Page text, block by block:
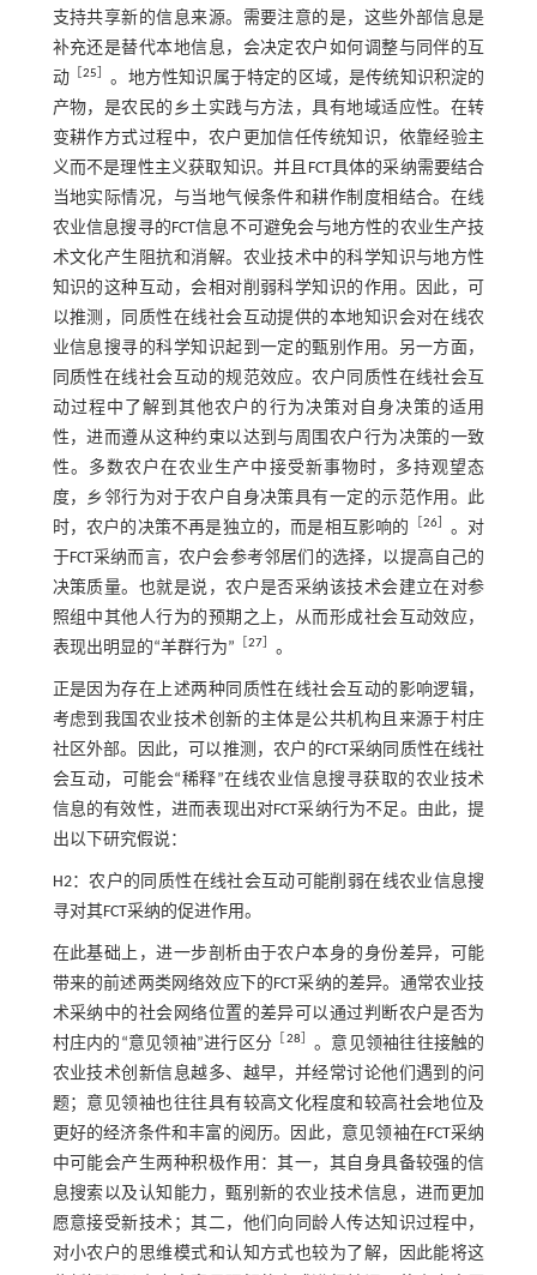
支持共享新的信息来源。需要注意的是，这些外部信息是
补充还是替代本地信息，会决定农户如何调整与同伴的互
动［ 25
。地方性知识属于特定的区域，是传统知识积淀的
产物，是农民的乡土实践与方法，具有地域适应性。在转
变耕作方式过程中，农户更加信任传统知识，依靠经验主
义而不是理性主义获取知识。并且FCT具体的采纳需要结合
当地实际情况，与当地气候条件和耕作制度相结合。在线
农业信息搜寻的FCT信息不可避免会与地方性的农业生产技
术文化产生阻抗和消解。农业技术中的科学知识与地方性
知识的这种互动，会相对削弱科学知识的作用。因此，可
以推测，同质性在线社会互动提供的本地知识会对在线农
业信息搜寻的科学知识起到一定的甄别作用。另一方面，
同质性在线社会互动的规范效应。农户同质性在线社会互
动过程中了解到其他农户的行为决策对自身决策的适用
性，进而遵从这种约束以达到与周围农户行为决策的一致
性。多数农户在农业生产中接受新事物时，多持观望态
度，乡邻行为对于农户自身决策具有一定的示范作用。此
时，农户的决策不再是独立的，而是相互影响的
26］ 。对
于FCT采纳而言，农户会参考邻居们的选择，以提高自己的
决策质量。也就是说，农户是否采纳该技术会建立在对参
照组中其他人行为的预期之上，从而形成社会互动效应，
表现出明显的“羊群行为”
27］ 。
正是因为存在上述两种同质性在线社会互动的影响逻辑，
考虑到我国农业技术创新的主体是公共机构且来源于村庄
社区外部。因此，可以推测，农户的FCT采纳同质性在线社
会互动，可能会“稀释”在线农业信息搜寻获取的农业技术
信息的有效性，进而表现出对FCT采纳行为不足。由此，提
出以下研究假说：
H2：农户的同质性在线社会互动可能削弱在线农业信息搜
寻对其FCT采纳的促进作用。
在此基础上，进一步剖析由于农户本身的身份差异，可能
带来的前述两类网络效应下的FCT采纳的差异。通常农业技
术采纳中的社会网络位置的差异可以通过判断农户是否为
村庄内的“意见领袖”进行区分
28
。意见领袖往往接触的
农业技术创新信息越多、越早，并经常讨论他们遇到的问
题；意见领袖也往往具有较高文化程度和较高社会地位及
更好的经济条件和丰富的阅历。因此，意见领袖在FCT采纳
中可能会产生两种积极作用：其一，其自身具备较强的信
息搜索以及认知能力，甄别新的农业技术信息，进而更加
愿意接受新技术；其二，他们向同龄人传达知识过程中，
对小农户的思维模式和认知方式也较为了解，因此能将这